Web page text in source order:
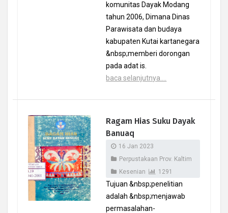
komunitas Dayak Modang
tahun 2006, Dimana Dinas
Parawisata dan budaya
kabupaten Kutai kartanegara
&nbsp;memberi dorongan
pada adat is.
baca selanjutnya....
Ragam Hias Suku Dayak
Banuaq
16 Jan 2023
Perpustakaan Prov. Kaltim
Kesenian
1291
Tujuan &nbsp;penelitian
adalah &nbsp;menjawab
permasalahan-